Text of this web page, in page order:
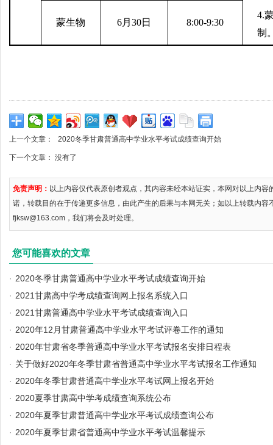
4.
制
蒙生物 6月30日 8:00-9:30
上一个文章： 2020冬季甘肃普通高中学业水平考试成绩查询开始
下一个文章： 没有了
免责声明： 以上内容仅代表原创者观点，其内容未经本站证实，本网对以上内
诺，转载目的在于传递更多信息，由此产生的后果与本网无关；如以上转载内容
fjksw@163.com，我们将会及时处理。
您可能喜欢的文章
· 2020冬季甘肃普通高中学业水平考试成绩查询开始
· 2021甘肃高中学考成绩查询网上报名系统入口
· 2021甘肃普通高中学业水平考试成绩查询入口
· 2020年12月甘肃普通高中学业水平考试评卷工作的通知
· 2020年甘肃省冬季普通高中学业水平考试报名安排日程表
· 关于做好2020年冬季甘肃省普通高中学业水平考试报名工作通知
· 2020年冬季甘肃普通高中学业水平考试网上报名开始
· 2020夏季甘肃高中学考成绩查询系统公布
· 2020年夏季甘肃普通高中学业水平考试成绩查询公布
· 2020年夏季甘肃省普通高中学业水平考试温馨提示